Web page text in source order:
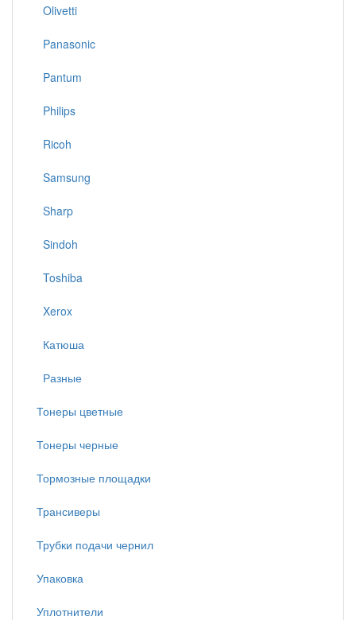
Olivetti
Panasonic
Pantum
Philips
Ricoh
Samsung
Sharp
Sindoh
Toshiba
Xerox
Катюша
Разные
Тонеры цветные
Тонеры черные
Тормозные площадки
Трансиверы
Трубки подачи чернил
Упаковка
Уплотнители